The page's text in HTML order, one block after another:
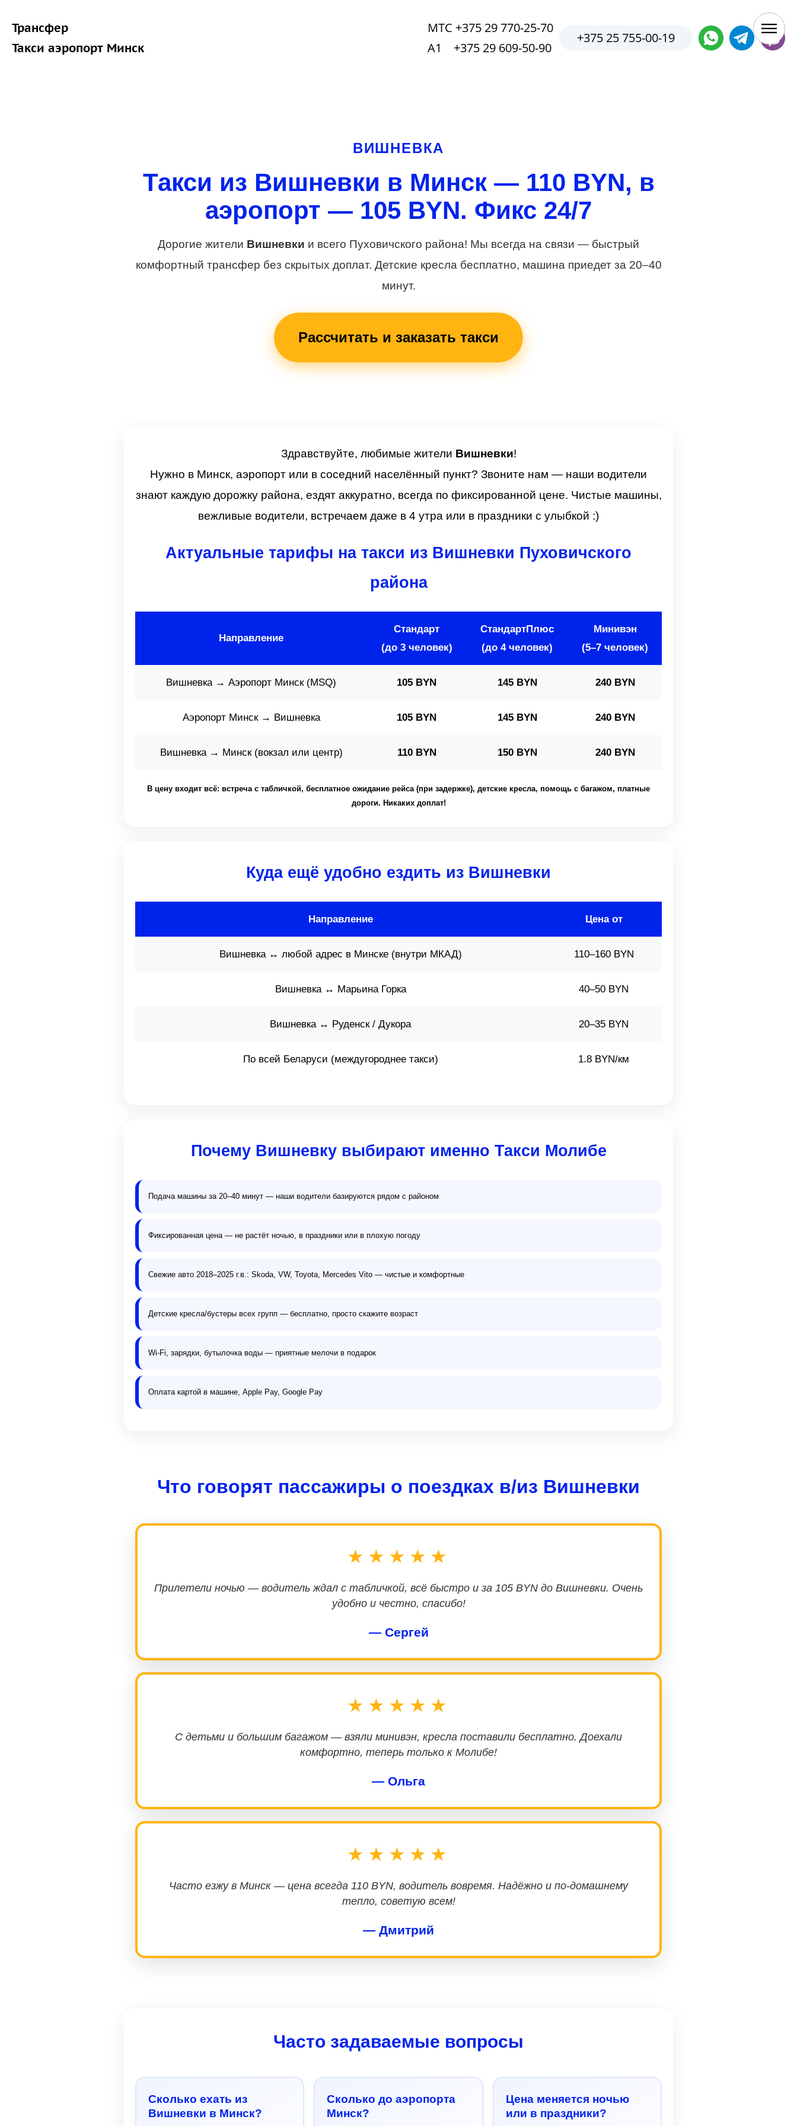
Трансфер
Такси аэропорт Минск
+375 25 755-00-19
МТС +375 29 770-25-70
А1 +375 29 609-50-90
ВИШНЕВКА
Такси из Вишневки в Минск — 110 BYN, в
аэропорт — 105 BYN. Фикс 24/7
Дорогие жители Вишневки и всего Пуховичского района! Мы всегда на связи — быстрый
комфортный трансфер без скрытых доплат. Детские кресла бесплатно, машина приедет за 20–40
минут.
Рассчитать и заказать такси
Здравствуйте, любимые жители Вишневки!
Нужно в Минск, аэропорт или в соседний населённый пункт? Звоните нам — наши водители
знают каждую дорожку района, ездят аккуратно, всегда по фиксированной цене. Чистые машины,
вежливые водители, встречаем даже в 4 утра или в праздники с улыбкой :)
Актуальные тарифы на такси из Вишневки Пуховичского
района
Направление
Стандарт
(до 3 человек)
СтандартПлюс
(до 4 человек)
Минивэн
(5–7 человек)
Вишневка → Аэропорт Минск (MSQ) 105 BYN 145 BYN 240 BYN
Аэропорт Минск → Вишневка 105 BYN 145 BYN 240 BYN
Вишневка → Минск (вокзал или центр) 110 BYN 150 BYN 240 BYN
В цену входит всё: встреча с табличкой, бесплатное ожидание рейса (при задержке), детские кресла, помощь с багажом, платные
дороги. Никаких доплат!
Куда ещё удобно ездить из Вишневки
Направление Цена от
Вишневка ↔ любой адрес в Минске (внутри МКАД) 110–160 BYN
Вишневка ↔ Марьина Горка 40–50 BYN
Вишневка ↔ Руденск / Дукора 20–35 BYN
По всей Беларуси (междугороднее такси) 1.8 BYN/км
Почему Вишневку выбирают именно Такси Молибе
Подача машины за 20–40 минут — наши водители базируются рядом с районом
Фиксированная цена — не растёт ночью, в праздники или в плохую погоду
Свежие авто 2018–2025 г.в.: Skoda, VW, Toyota, Mercedes Vito — чистые и комфортные
Детские кресла/бустеры всех групп — бесплатно, просто скажите возраст
Wi-Fi, зарядки, бутылочка воды — приятные мелочи в подарок
Оплата картой в машине, Apple Pay, Google Pay
Что говорят пассажиры о поездках в/из Вишневки
★★★★★
Прилетели ночью — водитель ждал с табличкой, всё быстро и за 105 BYN до Вишневки. Очень
удобно и честно, спасибо!
— Сергей
★★★★★
С детьми и большим багажом — взяли минивэн, кресла поставили бесплатно. Доехали
комфортно, теперь только к Молибе!
— Ольга
★★★★★
Часто езжу в Минск — цена всегда 110 BYN, водитель вовремя. Надёжно и по-домашнему
тепло, советую всем!
— Дмитрий
Часто задаваемые вопросы
Сколько ехать из
Вишневки в Минск?
Сколько до аэропорта
Минск?
Цена меняется ночью
или в праздники?